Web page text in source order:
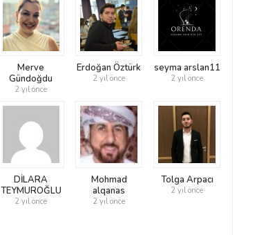
Merve
Gündoğdu
2 yıl önce
Erdoğan Öztürk
2 yıl önce
seyma arslan11
2 yıl önce
DİLARA
TEYMUROĞLU
2 yıl önce
Mohmad
alqanas
2 yıl önce
Tolga Arpacı
2 yıl önce